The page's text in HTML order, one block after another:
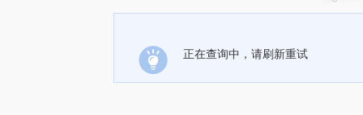
正在查询中，请刷新重试